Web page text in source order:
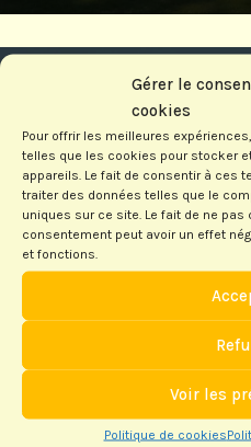
Gérer le
cookies
Pour offrir les meilleures
telles que les cookies pour stocker
appareils. Le fait de consentir à ces
traiter des données telles que le
uniques sur ce site. Le fait de ne
consentement peut avoir un effet
et fonctions.
Voir les
Politique de cookies
Interclubs
par Patrick STOME 11/02/2025
Neuf équipes, c’est un
pour disputer les